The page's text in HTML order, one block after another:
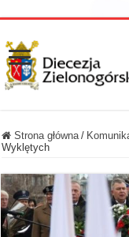
Strona główna /
Wyklętych